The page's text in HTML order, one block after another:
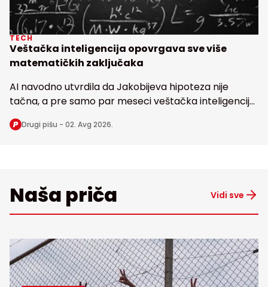
TECH
Veštačka inteligencija opovrgava sve više
matematičkih zaključaka
AI navodno utvrdila da Jakobijeva hipoteza nije
tačna, a pre samo par meseci veštačka inteligencija
dovela u pitanje i poznatu Erdoševu hipotezu, obe
stare bezmalo 100 godina
Drugi pišu - 02. Avg 2026.
Naša priča Vidi sve